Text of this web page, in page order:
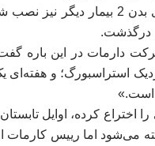
دارمات در این باره
استراسبورگ؛ و هفته‌ای
است.»
کرده، اوایل
می‌شود اما رییس کارمات